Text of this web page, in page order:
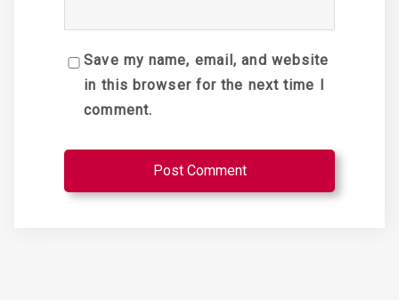
Save my name, email, and website
in this browser for the next time I
comment.